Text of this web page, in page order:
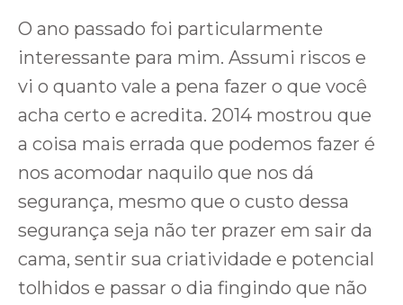
O ano passado foi particularmente
interessante para mim. Assumi riscos e
vi o quanto vale a pena fazer o que você
acha certo e acredita. 2014 mostrou que
a coisa mais errada que podemos fazer é
nos acomodar naquilo que nos dá
segurança, mesmo que o custo dessa
segurança seja não ter prazer em sair da
cama, sentir sua criatividade e potencial
tolhidos e passar o dia fingindo que não